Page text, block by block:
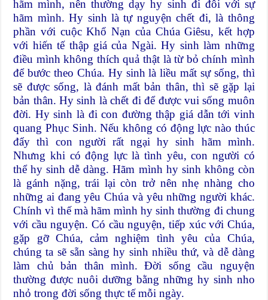
hãm mình, nên thường dạy hy sinh đi đôi với sự
hãm mình. Hy sinh là tự nguyện chết đi, là thông
phần với cuộc Khổ Nạn của Chúa Giêsu, kết hợp
với hiến tế thập giá của Ngài. Hy sinh làm những
điều mình không thích quả thật là từ bỏ chính mình
để bước theo Chúa. Hy sinh là liều mất sự sống, thì
sẽ được sống, là đánh mất bản thân, thì sẽ gặp lại
bản thân. Hy sinh là chết đi để được vui sống muôn
đời. Hy sinh là đi con đường thập giá dẫn tới vinh
quang Phục Sinh. Nếu không có động lực nào thúc
đẩy thì con người rất ngại hy sinh hãm mình.
Nhưng khi có động lực là tình yêu, con người có
thể hy sinh dễ dàng. Hãm mình hy sinh không còn
là gánh nặng, trái lại còn trở nên nhẹ nhàng cho
những ai đang yêu Chúa và yêu những người khác.
Chính vì thế mà hãm mình hy sinh thường đi chung
với cầu nguyện. Có cầu nguyện, tiếp xúc với Chúa,
gặp gỡ Chúa, cảm nghiệm tình yêu của Chúa,
chúng ta sẽ sẵn sàng hy sinh nhiều thứ, và dễ dàng
làm chủ bản thân mình. Đời sống cầu nguyện
thường được nuôi dưỡng bằng những hy sinh nho
nhỏ trong đời sống thực tế mỗi ngày.